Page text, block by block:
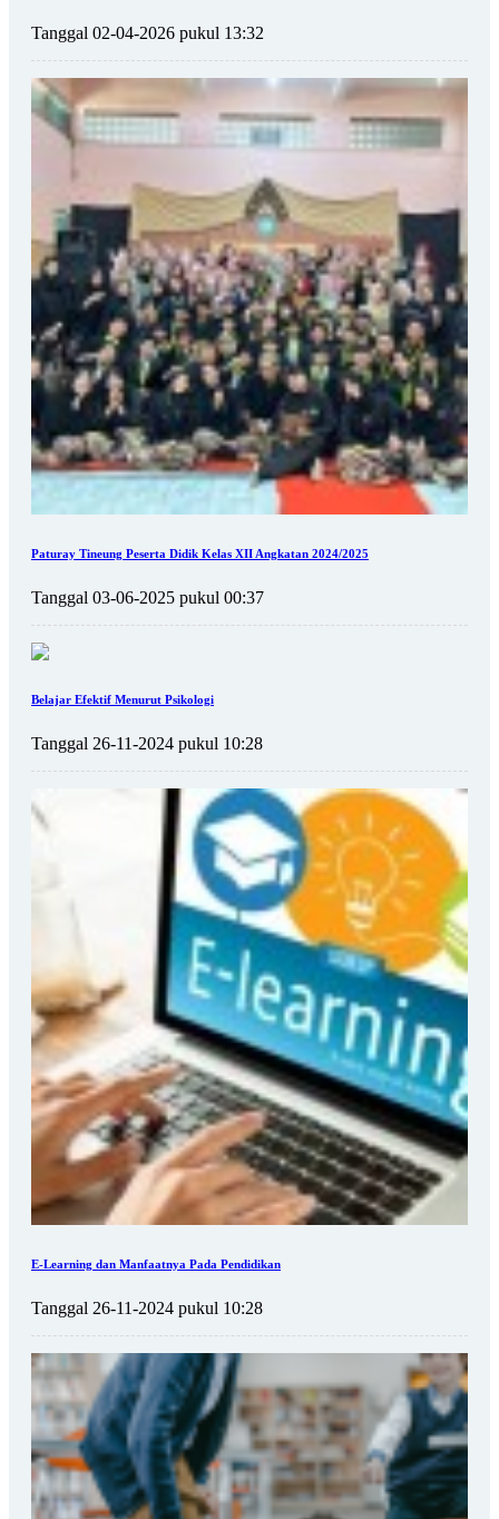
Tanggal 02-04-2026 pukul 13:32
Paturay Tineung Peserta Didik Kelas XII Angkatan 2024/2025
Tanggal 03-06-2025 pukul 00:37
Belajar Efektif Menurut Psikologi
Tanggal 26-11-2024 pukul 10:28
E-Learning dan Manfaatnya Pada Pendidikan
Tanggal 26-11-2024 pukul 10:28